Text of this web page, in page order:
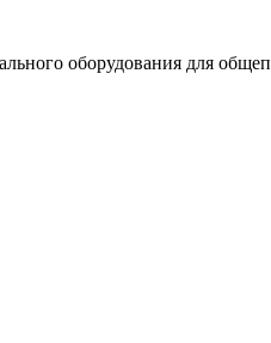
оборудования для